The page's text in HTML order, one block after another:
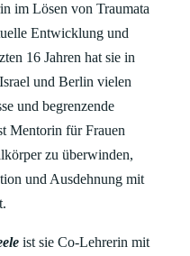
im Lösen von Traumata
Entwicklung und
16 Jahren hat sie in
und Berlin vielen
und begrenzende
Mentorin für Frauen
zu überwinden,
und Ausdehnung mit
ist sie Co-Lehrerin mit